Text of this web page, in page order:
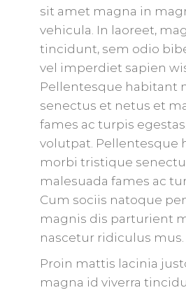
sit amet magna in
vehicula. In laoreet,
tincidunt, sem odio
vel imperdiet sapien
Pellentesque habitant
senectus et netus et
fames ac turpis
volutpat. Pellentesque
morbi tristique
malesuada fames ac
Cum sociis natoque
magnis dis parturient
nascetur ridiculus mus.
Proin mattis lacinia
magna id viverra